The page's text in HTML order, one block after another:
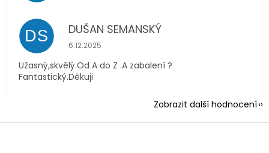
DS DUŠAN SEMANSKÝ
Hodnocení obchodu je 5 z 5 hvězdiček.
6.12.2025
Užasný,skvělý.Od A do Z .A zabalení ?
Fantastický.Děkuji
Zobrazit další hodnocení
Z